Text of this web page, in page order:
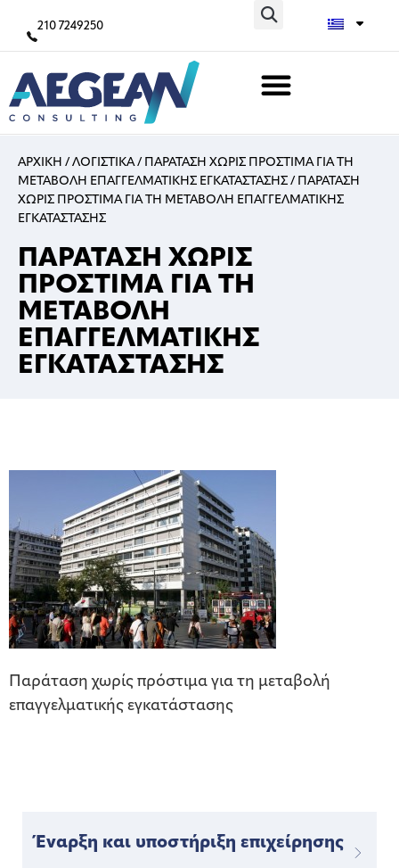
210 7249250
ΑΡΧΙΚΗ / ΛΟΓΙΣΤΙΚΑ/ ΠΑΡΑΤΑΣΗ ΧΩΡΙΣ ΠΡΟΣΤΙΜΑ ΓΙΑ ΤΗ
ΜΕΤΑΒΟΛΗ ΕΠΑΓΓΕΛΜΑΤΙΚΗΣ ΕΓΚΑΤΑΣΤΑΣΗΣ / ΠΑΡΑΤΑΣΗ
ΧΩΡΙΣ ΠΡΟΣΤΙΜΑ ΓΙΑ ΤΗ ΜΕΤΑΒΟΛΗ ΕΠΑΓΓΕΛΜΑΤΙΚΗΣ
ΕΓΚΑΤΑΣΤΑΣΗΣ
ΠΑΡΑΤΑΣΗ ΧΩΡΙΣ
ΠΡΟΣΤΙΜΑ ΓΙΑ ΤΗ
ΜΕΤΑΒΟΛΗ
ΕΠΑΓΓΕΛΜΑΤΙΚΗΣ
ΕΓΚΑΤΑΣΤΑΣΗΣ
Παράταση χωρίς πρόστιμα για τη μεταβολή
επαγγελματικής εγκατάστασης
Έναρξη και υποστήριξη επιχείρησης